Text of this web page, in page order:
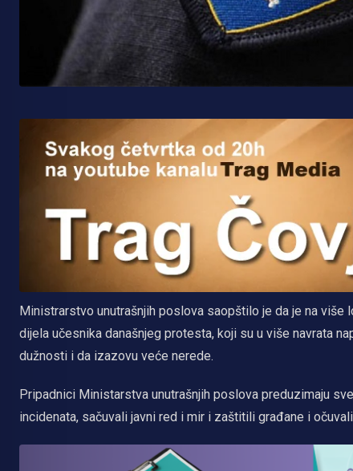
Ministrarstvo unutrašnjih poslova saopštilo je da je na
dijela učesnika današnjeg protesta, koji su u više navrata
dužnosti i da izazovu veće nerede.
Pripadnici Ministarstva unutrašnjih poslova preduzimaju
incidenata, sačuvali javni red i mir i zaštitili građane i